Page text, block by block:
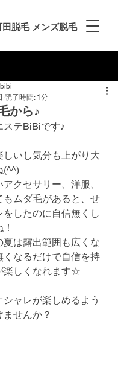
田脱毛 メンズ脱毛
から♪
読了時間: 1分
ステBiBiです♪
しいし気分も上がり大
(^^)
クセサリー、洋服、
もムダ毛があると、せ
をしたのに自信無くし
は露出範囲も広くな
くなるだけで自信を持
楽しくなれます☆
ャレが楽しめるよう
せんか？